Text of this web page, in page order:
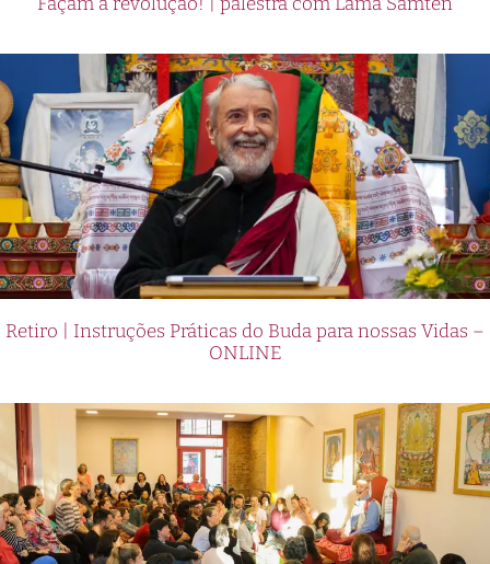
Retiro | Instruções Práticas do Buda para nossas Vidas –
ONLINE